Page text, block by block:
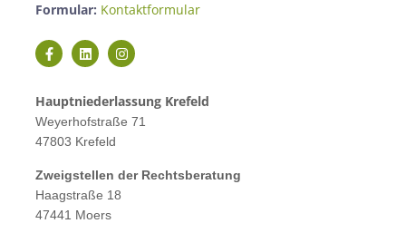
Formular: Kontaktformular
Hauptniederlassung Krefeld
Weyerhofstraße 71
47803 Krefeld
Zweigstellen der Rechtsberatung
Haagstraße 18
47441 Moers